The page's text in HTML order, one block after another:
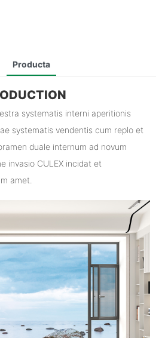
Producta
systematis interni aperitionis
systematis vendentis cum replo et
duale internum ad novum
invasio CULEX incidat et
amet.